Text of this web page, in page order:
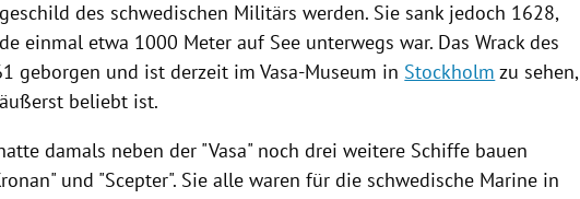
des schwedischen Militärs werden. Sie sank jedoch 1628,
einmal etwa 1000 Meter auf See unterwegs war. DasWrackdes
geborgen und ist derzeit im Vasa-Museum in Stockholm zu sehen,
beliebt ist.
damals neben der "Vasa" noch drei weitere Schiffe bauen
und "Scepter". Sie alle waren für die schwedische Marine in